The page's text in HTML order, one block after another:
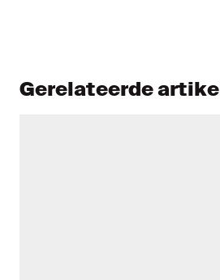
Gerelateerde